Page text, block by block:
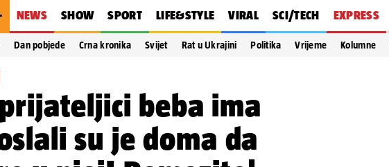
NEWS SHOW SPORT LIFE&STYLE VIRAL SCI/TECH EXPRESS
Dan pobjede Crna kronika Svijet Rat u Ukrajini Politika Vrijeme Kolumne
beba ima
su je doma da